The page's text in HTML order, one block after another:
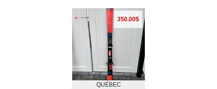
350.00$
QUÉBEC